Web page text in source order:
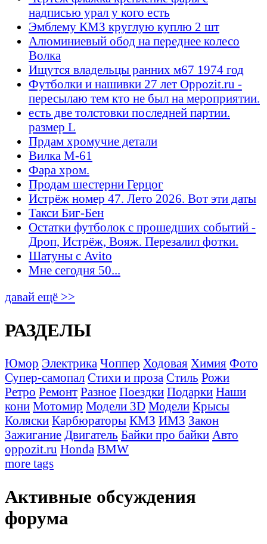
надписью урал у кого есть
Эмблему КМЗ круглую куплю 2 шт
Алюминиевый обод на переднее колесо
Волка
Ищутся владельцы ранних м67 1974 год
Футболки и нашивки 27 лет Oppozit.ru -
пересылаю тем кто не был на мероприятии.
есть две толстовки последней партии.
размер L
Прдам хромучие детали
Вилка М-61
Фара хром.
Продам шестерни Герцог
Истрёж номер 47. Лето 2026. Вот эти даты
Такси Биг-Бен
Остатки футболок с прошедших событий -
Дроп, Истрёж, Вояж. Перезалил фотки.
Шатуны с Avito
Мне сегодня 50...
давай ещё >>
РАЗДЕЛЫ
Юмор Электрика Чоппер Ходовая Химия Фото
Супер-самопал Стихи и проза Стиль Рожи
Ретро Ремонт Разное Поездки Подарки Наши
кони Мотомир Модели 3D Модели Крысы
Коляски Карбюраторы КМЗ ИМЗ Закон
Зажигание Двигатель Байки про байки Авто
oppozit.ru Honda BMW
more tags
Активные обсуждения
форума